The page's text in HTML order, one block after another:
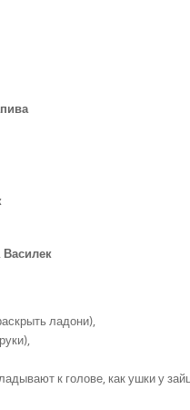
Василек
ладони),
к голове, как ушки у